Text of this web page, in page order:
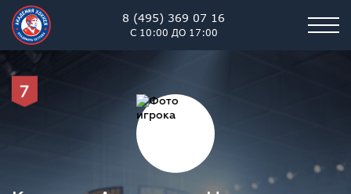
8 (495) 369 07 16
С 10:00 ДО 17:00
7